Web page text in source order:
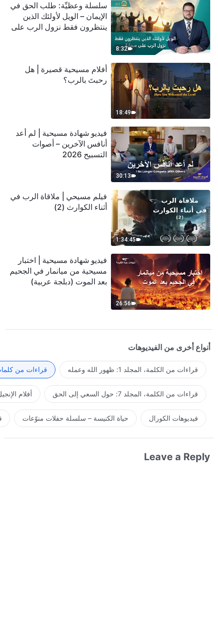
8:32
سلسلة وعظيِّة: طلب الحق في
الإيمان – الويل لأولئك الذين
ينتظرون فقط نزول الرب على
18:49
أفلام مسيحية قصيرة | هل
رحبتَ بالرب؟
30:13
فيديو شهادة مسيحية | لم أعد
أنافس الآخرين – أصوات
التسبيح 2026
1:34:45
فيلم مسيحي | ملاقاة الرب في
أثناء الكوارث (2)
26:56
فيديو شهادة مسيحية | اختبار
مسيحية من ميانمار في الجحيم
بعد الموت (دبلجة عربية)
أنواع أخرى من الفيديوهات
قراءات من الكلمة، المجلد 1: ظهور الله وعمله قراءات من
قراءات من الكلمة، المجلد 7: حول السعي إلى الحق أفلام
فيديوهات الكورال حياة الكنيسة – سلسلة حفلات منوّعات
Leave a Reply